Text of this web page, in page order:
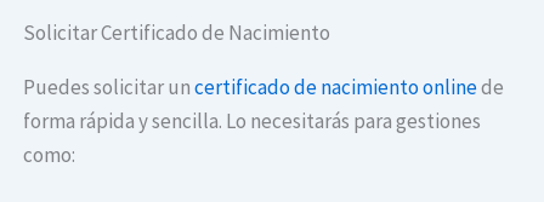
Solicitar Certificado de Nacimiento
Puedes solicitar uncertificado de nacimiento onlinede
forma rápida y sencilla. Lo necesitarás para gestiones
como: